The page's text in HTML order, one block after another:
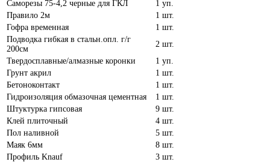
Саморезы 75-4,2 черные для ГКЛ
1 уп.
Правило 2м
1 шт.
Гофра временная
1 шт.
Подводка гибкая в стальн.опл. г/г
200см
2 шт.
Твердосплавные/алмазные коронки
1 уп.
Грунт акрил
1 шт.
Бетоноконтакт
1 шт.
Гидроизоляция обмазочная цементная
1 шт.
Штуктурка гипсовая
9 шт.
Клей плиточный
4 шт.
Пол наливной
5 шт.
Маяк 6мм
8 шт.
Профиль Knauf
3 шт.